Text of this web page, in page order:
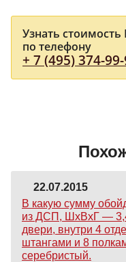
Узнать
по телефону
+ 7 (495) 374-
22.07.2015
В какую сумму
из ДСП, ШхВхГ —
двери, внутри 4
штангами и 8
серебристый.